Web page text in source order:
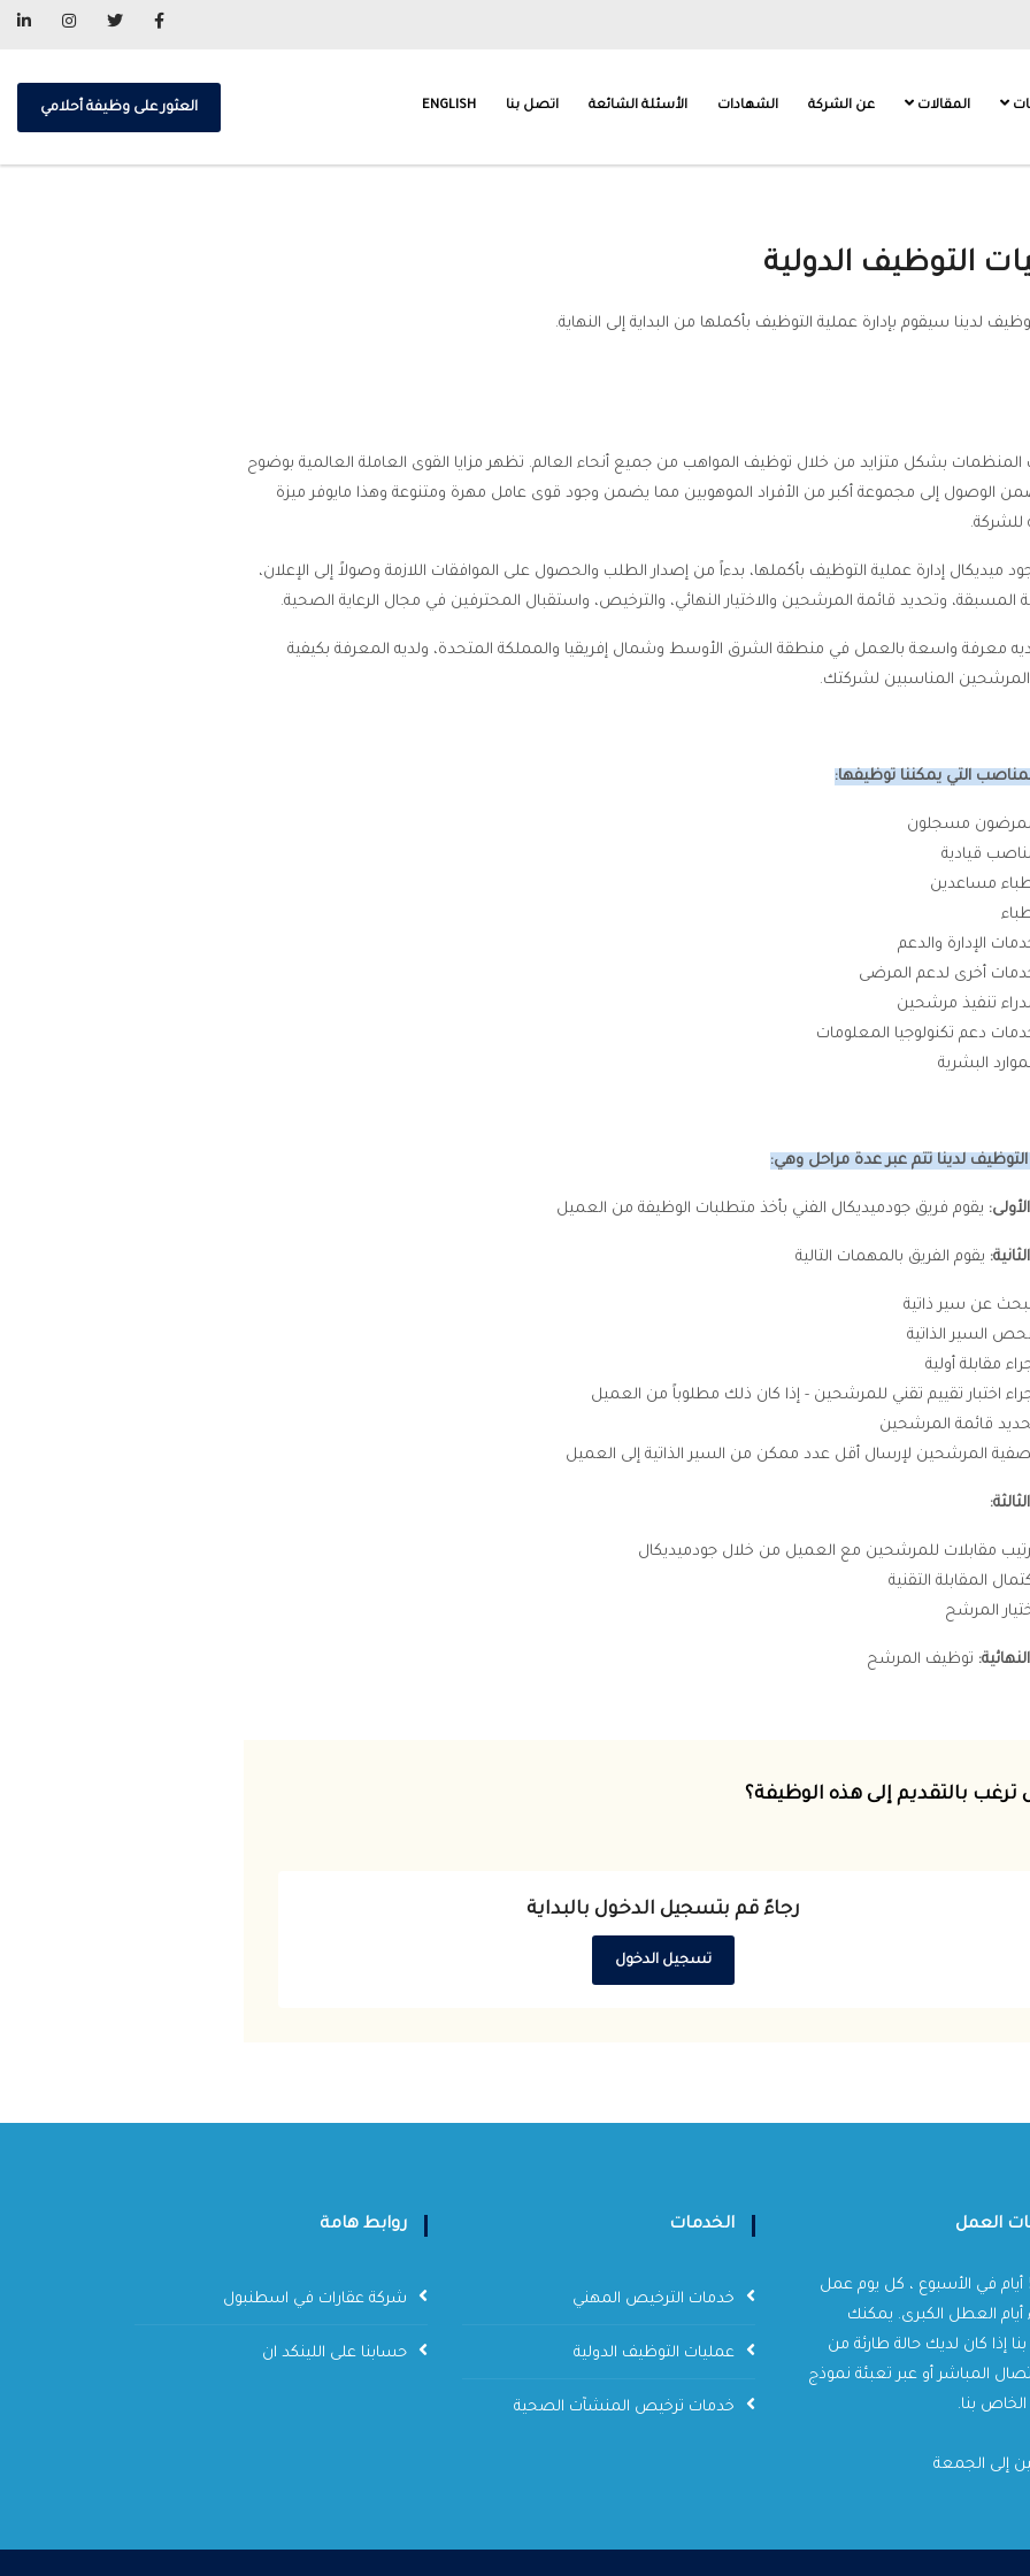
المقالات عن الشركة الشهادات الأسئلة الشائعة اتصل بنا ENGLISH العثور على وظيفة أحلامي
التوظيف الدولية
لدينا سيقوم بإدارة عملية التوظيف بأكملها من البداية إلى النهاية.
بشكل متزايد من خلال توظيف المواهب من جميع أنحاء العالم. تظهر مزايا القوى العاملة العالمية بوضوح
الوصول إلى مجموعة أكبر من الأفراد الموهوبين مما يضمن وجود قوى عامل مهرة ومتنوعة وهذا مايوفر ميزة
للشركة.
ميديكال إدارة عملية التوظيف بأكملها، بدءاً من إصدار الطلب والحصول على الموافقات اللازمة وصولاً إلى الإعلان،
المسبقة، وتحديد قائمة المرشحين والاختيار النهائي، والترخيص، واستقبال المحترفين في مجال الرعاية الصحية.
معرفة واسعة بالعمل في منطقة الشرق الأوسط وشمال إفريقيا والمملكة المتحدة، ولديه المعرفة بكيفية
المناسبين لشركتك.
التي يمكننا توظيفها:
مسجلون
قيادية
مساعدين
الإدارة والدعم
أخرى لدعم المرضى
تنفيذ مرشحين
دعم تكنولوجيا المعلومات
البشرية
لدينا تتم عبر عدة مراحل وهي:
يقوم فريق جودميديكال الفني بأخذ متطلبات الوظيفة من العميل
يقوم الفريق بالمهمات التالية
عن سير ذاتية
السير الذاتية
مقابلة أولية
اختبار تقييم تقني للمرشحين - إذا كان ذلك مطلوباً من العميل
قائمة المرشحين
المرشحين لإرسال أقل عدد ممكن من السير الذاتية إلى العميل
مقابلات للمرشحين مع العميل من خلال جودميديكال
المقابلة التقنية
المرشح
توظيف المرشح
ترغب بالتقديم إلى هذه الوظيفة؟
رجاءً قم بتسجيل الدخول بالبداية
تسجيل الدخول
العمل
نعمل 5 أيام في الأسبوع ، كل يوم عمل
أيام العطل الكبرى. يمكنك
إذا كان لديك حالة طارئة من
المباشر أو عبر تعبئة نموذج
الخاص بنا.
إلى الجمعة
الخدمات
خدمات الترخيص المهني
عمليات التوظيف الدولية
خدمات ترخيص المنشآت الصحية
روابط هامة
شركة عقارات في اسطنبول
حسابنا على اللينكد ان